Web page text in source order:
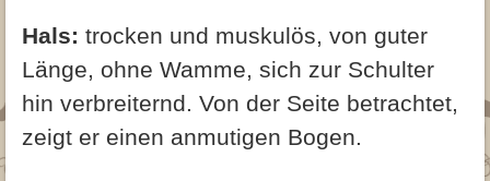
Hals: trocken und muskulös, von guter
Länge, ohne Wamme, sich zur Schulter
hin verbreiternd. Von der Seite betrachtet,
zeigt er einen anmutigen Bogen.